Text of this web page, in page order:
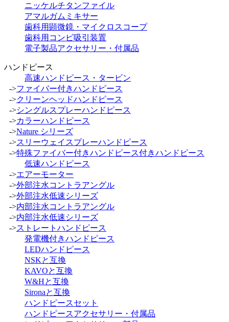
ニッケルチタンファイル
アマルガムミキサー
歯科用顕微鏡・マイクロスコープ
歯科用コンビ吸引装置
電子製品アクセサリー・付属品
ハンドピース
高速ハンドピース・タービン
->ファイバー付きハンドピース
->クリーンヘッドハンドピース
->シングルスプレーハンドピース
->カラーハンドピース
->Nature シリーズ
->スリーウェイスプレーハンドピース
->特殊ファイバー付きハンドピース付きハンドピース
低速ハンドピース
->エアーモーター
->外部注水コントラアングル
->外部注水低速シリーズ
->内部注水コントラアングル
->内部注水低速シリーズ
->ストレートハンドピース
発電機付きハンドピース
LEDハンドピース
NSKと互換
KAVOと互換
W&Hと互換
Sironaと互換
ハンドピースセット
ハンドピースアクセサリー・付属品